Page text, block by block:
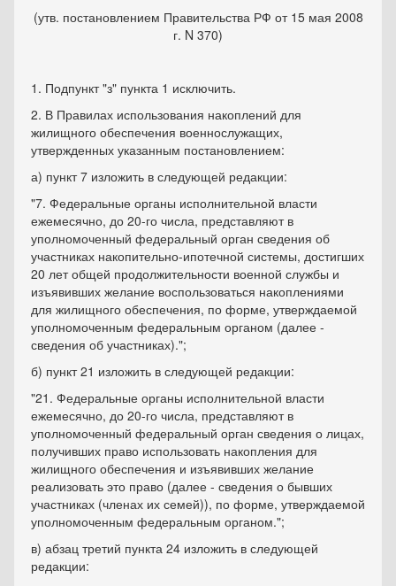
(утв. постановлением Правительства РФ от 15 мая 2008
г. N 370)
1. Подпункт "з" пункта 1 исключить.
2. В Правилах использования накоплений для
жилищного обеспечения военнослужащих,
утвержденных указанным постановлением:
а) пункт 7 изложить в следующей редакции:
"7. Федеральные органы исполнительной власти
ежемесячно, до 20-го числа, представляют в
уполномоченный федеральный орган сведения об
участниках накопительно-ипотечной системы, достигших
20 лет общей продолжительности военной службы и
изъявивших желание воспользоваться накоплениями
для жилищного обеспечения, по форме, утверждаемой
уполномоченным федеральным органом (далее -
сведения об участниках).";
б) пункт 21 изложить в следующей редакции:
"21. Федеральные органы исполнительной власти
ежемесячно, до 20-го числа, представляют в
уполномоченный федеральный орган сведения о лицах,
получивших право использовать накопления для
жилищного обеспечения и изъявивших желание
реализовать это право (далее - сведения о бывших
участниках (членах их семей)), по форме, утверждаемой
уполномоченным федеральным органом.";
в) абзац третий пункта 24 изложить в следующей
редакции: